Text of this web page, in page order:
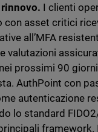
I clienti
con asset critici
all’MFA
valutazioni
prossimi 90
AuthPoint con
autenticazione
lo standard
framework.